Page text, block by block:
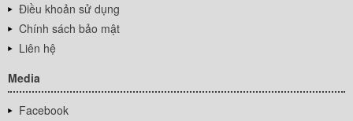
Điều khoản sử dụng
Chính sách bảo mật
Liên hệ
Media
Facebook